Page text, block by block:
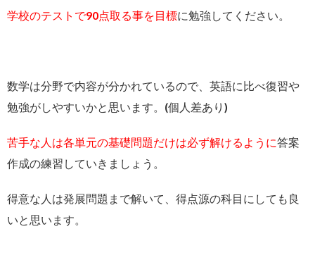
学校のテストで90点取る事を目標に勉強してください。
数学は分野で内容が分かれているので、英語に比べ復習や
勉強がしやすいかと思います。(個人差あり)
苦手な人は各単元の基礎問題だけは必ず解けるように答案
作成の練習していきましょう。
得意な人は発展問題まで解いて、得点源の科目にしても良
いと思います。